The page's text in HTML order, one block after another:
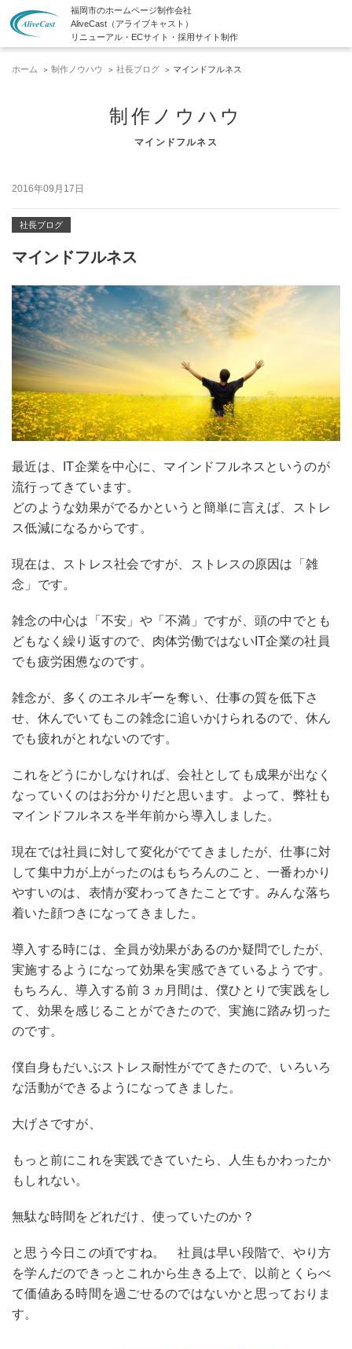
福岡市のホームページ制作会社
AliveCast（アライブキャスト）
リニューアル・ECサイト・採用サイト制作
ホーム 制作ノウハウ 社長ブログ マインドフルネス
制作ノウハウ
マインドフルネス
2016年09月17日
社長ブログ
マインドフルネス
最近は、IT企業を中心に、マインドフルネスというのが
流行ってきています。
どのような効果がでるかというと簡単に言えば、ストレ
ス低減になるからです。
現在は、ストレス社会ですが、ストレスの原因は「雑
念」です。
雑念の中心は「不安」や「不満」ですが、頭の中でとも
どもなく繰り返すので、肉体労働ではないIT企業の社員
でも疲労困憊なのです。
雑念が、多くのエネルギーを奪い、仕事の質を低下さ
せ、休んでいてもこの雑念に追いかけられるので、休ん
でも疲れがとれないのです。
これをどうにかしなければ、会社としても成果が出なく
なっていくのはお分かりだと思います。よって、弊社も
マインドフルネスを半年前から導入しました。
現在では社員に対して変化がでてきましたが、仕事に対
して集中力が上がったのはもちろんのこと、一番わかり
やすいのは、表情が変わってきたことです。みんな落ち
着いた顔つきになってきました。
導入する時には、全員が効果があるのか疑問でしたが、
実施するようになって効果を実感できているようです。
もちろん、導入する前３ヵ月間は、僕ひとりで実践をし
て、効果を感じることができたので、実施に踏み切った
のです。
僕自身もだいぶストレス耐性がでてきたので、いろいろ
な活動ができるようになってきました。
大げさですが、
もっと前にこれを実践できていたら、人生もかわったか
もしれない。
無駄な時間をどれだけ、使っていたのか？
と思う今日この頃ですね。 社員は早い段階で、やり方
を学んだのできっとこれから生きる上で、以前とくらべ
て価値ある時間を過ごせるのではないかと思っておりま
す。